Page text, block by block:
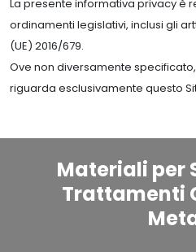
La presente informativa privacy è
ordinamenti legislativi, inclusi gli
(UE) 2016/679.
Ove non diversamente
riguarda esclusivamente questo
Materiali per
Trattamenti